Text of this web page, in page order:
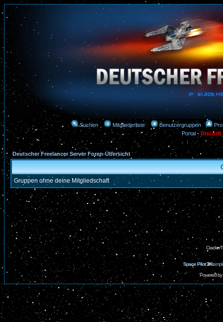
Suchen Mitgliederliste Benutzergruppen
Portal-Discord
Deutscher Freelancer Server Foren-Übersicht
Gruppen ohne deine Mitgliedschaft
Space Pilot3K
Powered by